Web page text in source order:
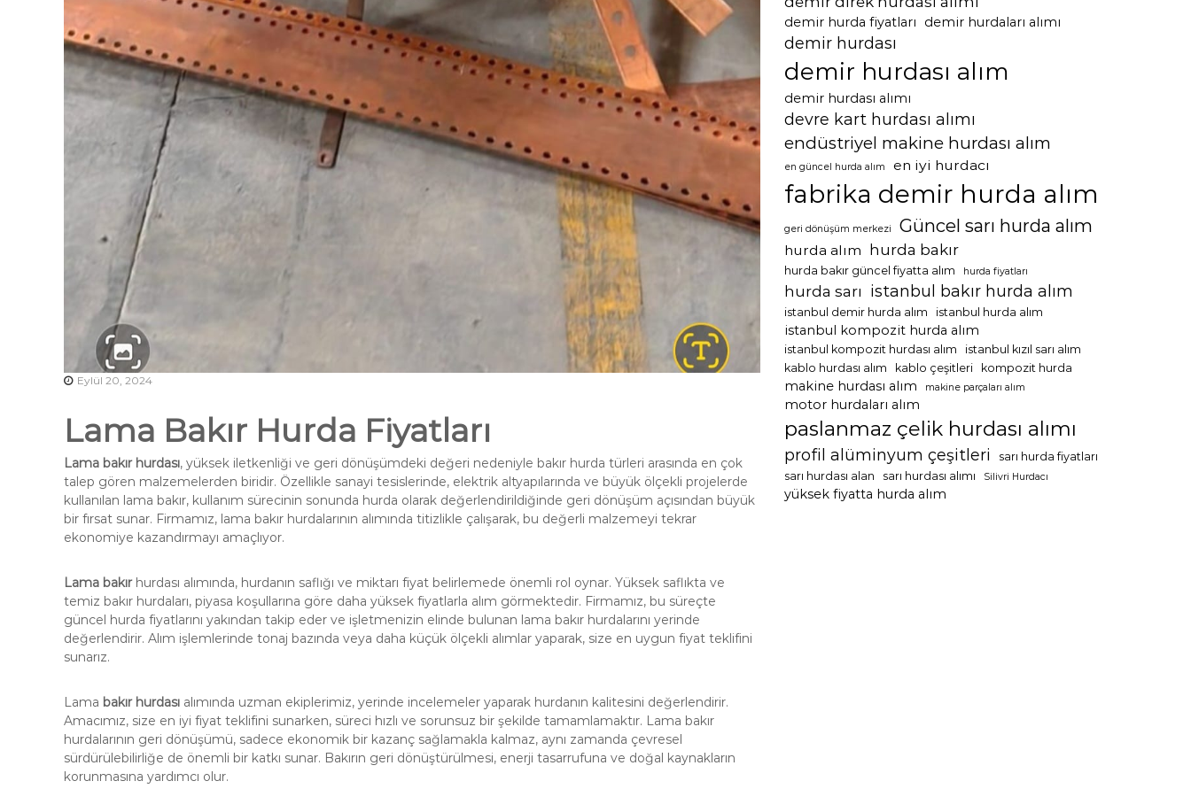
Eylül 20, 2024
Lama Bakır Hurda Fiyatları
Lama bakır hurdası, yüksek iletkenliği ve geri dönüşümdeki değeri nedeniyle bakır hurda türleri arasında en çok
talep gören malzemelerden biridir. Özellikle sanayi tesislerinde, elektrik altyapılarında ve büyük ölçekli projelerde
kullanılan lama bakır, kullanım sürecinin sonunda hurda olarak değerlendirildiğinde geri dönüşüm açısından büyük
bir fırsat sunar. Firmamız, lama bakır hurdalarının alımında titizlikle çalışarak, bu değerli malzemeyi tekrar
ekonomiye kazandırmayı amaçlıyor.
Lama bakırhurdası alımında, hurdanın saflığı ve miktarı fiyat belirlemede önemli rol oynar. Yüksek saflıkta ve
temiz bakır hurdaları, piyasa koşullarına göre daha yüksek fiyatlarla alım görmektedir. Firmamız, bu süreçte
güncel hurda fiyatlarını yakından takip eder ve işletmenizin elinde bulunan lama bakır hurdalarını yerinde
değerlendirir. Alım işlemlerinde tonaj bazında veya daha küçük ölçekli alımlar yaparak, size en uygun fiyat teklifini
sunarız.
Lama bakır hurdası alımında uzman ekiplerimiz, yerinde incelemeler yaparak hurdanın kalitesini değerlendirir.
Amacımız, size en iyi fiyat teklifini sunarken, süreci hızlı ve sorunsuz bir şekilde tamamlamaktır. Lama bakır
hurdalarının geri dönüşümü, sadece ekonomik bir kazanç sağlamakla kalmaz, aynı zamanda çevresel
sürdürülebilirliğe de önemli bir katkı sunar. Bakırın geri dönüştürülmesi, enerji tasarrufuna ve doğal kaynakların
korunmasına yardımcı olur.
demir hurda fiyatları demir hurdaları alımı
demir hurdası
demir hurdası alım
demir hurdası alımı
devre kart hurdası alımı
endüstriyel makine hurdası alım
en güncel hurda alım en iyi hurdacı
fabrika demir hurda alım
geri dönüşüm merkezi Güncel sarı hurda alım
hurda alım hurda bakır
hurda bakır güncel fiyatta alım hurda fiyatları
hurda sarı istanbul bakır hurda alım
istanbul demir hurda alım istanbul hurda alım
istanbul kompozit hurda alım
istanbul kompozit hurdası alım
istanbul kızıl sarı alım
kablo hurdası alım
kablo çeşitleri kompozit hurda
makine hurdası alım makine parçaları alım
motor hurdaları alım
paslanmaz çelik hurdası alımı
profil alüminyum çeşitleri
sarı hurda fiyatları
sarı hurdası alan
sarı hurdası alımı Silivri Hurdacı
yüksek fiyatta hurda alım